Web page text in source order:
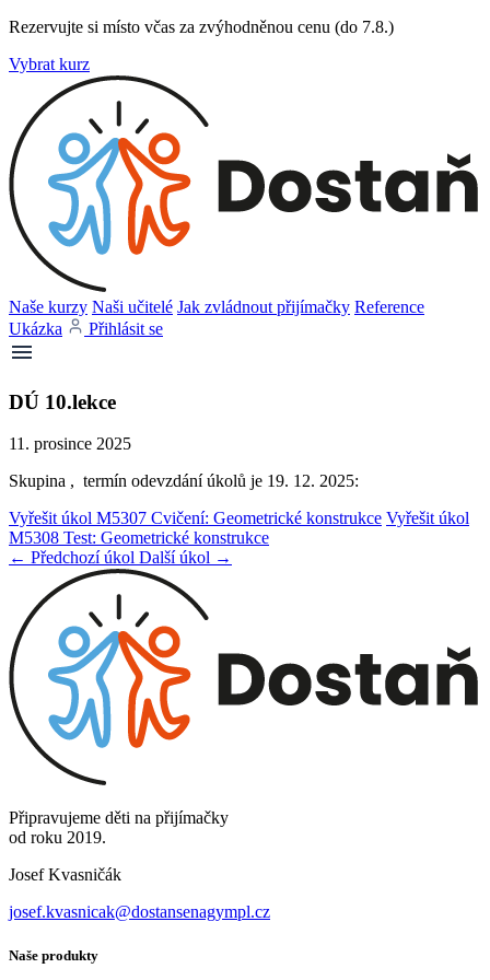
Rezervujte si místo včas za zvýhodněnou cenu (do 7.8.)
Vybrat kurz
Naše kurzy Naši učitelé Jak zvládnout přijímačky Reference
Ukázka
Přihlásit se
DÚ 10.lekce
11. prosince 2025
Skupina , termín odevzdání úkolů je 19. 12. 2025:
Vyřešit úkol M5307 Cvičení: Geometrické konstrukce Vyřešit úkol
M5308 Test: Geometrické konstrukce
← Předchozí úkol Další úkol →
Připravujeme děti na přijímačky
od roku 2019.
Josef Kvasničák
josef.kvasnicak@dostansenagympl.cz
Naše produkty